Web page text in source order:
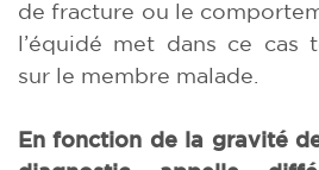
de fracture ou le
l’équidé met dans ce cas
sur le membre malade.
En fonction de la gravité